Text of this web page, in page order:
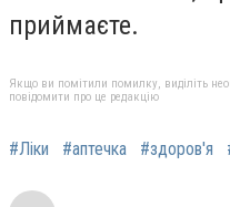
приймаєте.
Якщо ви помітили помилку, виділіть
повідомити про це редакцію
#Ліки #аптечка #здоров'я